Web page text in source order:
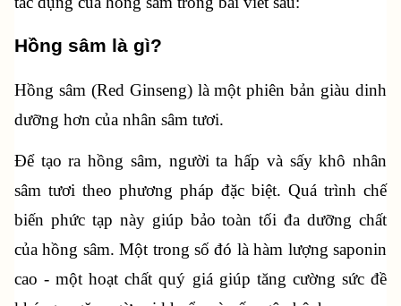
Hồng sâm là gì?
Hồng sâm (Red Ginseng) là một phiên bản giàu dinh
dưỡng hơn của nhân sâm tươi.
Để tạo ra hồng sâm, người ta hấp và sấy khô nhân
sâm tươi theo phương pháp đặc biệt. Quá trình chế
biến phức tạp này giúp bảo toàn tối đa dưỡng chất
của hồng sâm. Một trong số đó là hàm lượng saponin
cao - một hoạt chất quý giá giúp tăng cường sức đề